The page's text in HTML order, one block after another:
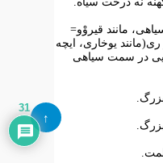
مانند قیروْو=
یوخاری، ایچه
در سمت سیاهی
↑
31